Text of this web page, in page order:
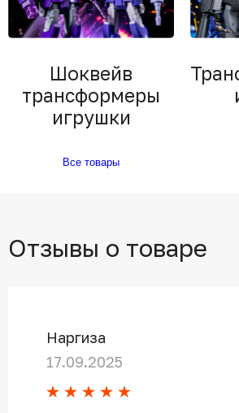
Шоквейв
трансформеры
игрушки
Все товары
Отзывы о товаре
Наргиза
17.09.2025